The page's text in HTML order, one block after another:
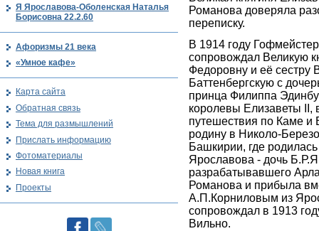
Романова доверяла
переписку.
В 1914 году
сопровождал Великую
Федоровну и её сестру
Баттенбергскую с
принца Филиппа
королевы Елизаветы II,
путешествия по Каме и
родину в Николо-
Башкирии, где
Ярославова - дочь
разрабатывавшего
Романова и прибыла
А.П.Корниловым из
сопровождал в 1913
Вильно.
Я Ярославова-Оболенская Наталья
Борисовна 22.2.60
Афоризмы 21 века
«Умное кафе»
Карта сайта
Обратная связь
Тема для размышлений
Прислать информацию
Фотоматериалы
Новая книга
Проекты